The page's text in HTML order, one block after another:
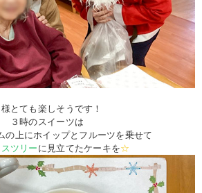
とても楽しそうです！
３時のスイーツは
の上にホイップとフルーツを乗せて
ツリー に見立てたケーキを☆